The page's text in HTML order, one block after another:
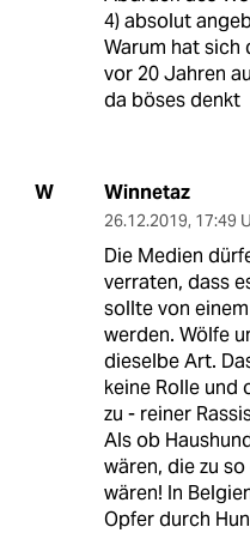
4) absolut
Warum hat sich
vor 20 Jahren
da böses denkt
W Winnetaz
26.12.2019, 17:49
Die Medien
verraten, dass
sollte von
werden. Wölfe
dieselbe Art.
keine Rolle und
zu - reiner
Als ob
wären, die zu
wären! In
Opfer durch